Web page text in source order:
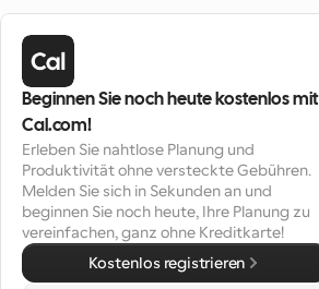
Beginnen Sie noch heute kostenlos mit
Cal.com!
Erleben Sie nahtlose Planung und
Produktivität ohne versteckte Gebühren.
Melden Sie sich in Sekunden an und
beginnen Sie noch heute, Ihre Planung zu
vereinfachen, ganz ohne Kreditkarte!
Kostenlos registrieren